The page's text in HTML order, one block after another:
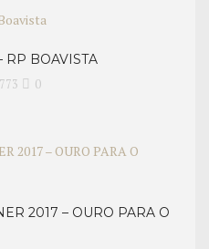
RP BOAVISTA
0
2017 – OURO PARA O